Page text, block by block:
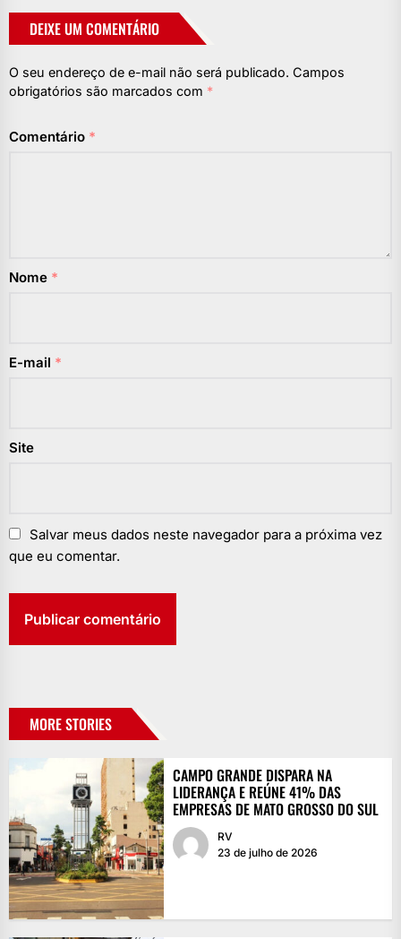
DEIXE UM COMENTÁRIO
O seu endereço de e-mail não será publicado. Campos
obrigatórios são marcados com *
Comentário *
Nome *
E-mail *
Site
Salvar meus dados neste navegador para a próxima vez
que eu comentar.
MORE STORIES
CAMPO GRANDE DISPARA NA
LIDERANÇA E REÚNE 41% DAS
EMPRESAS DE MATO GROSSO DO SUL
RV
23 de julho de 2026